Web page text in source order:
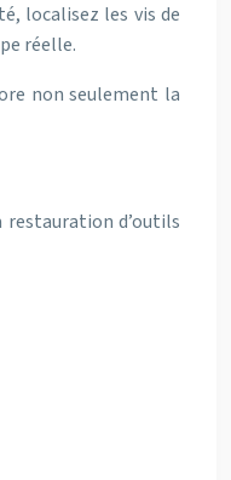
localisez les vis de
réelle.
non seulement la
d’outils